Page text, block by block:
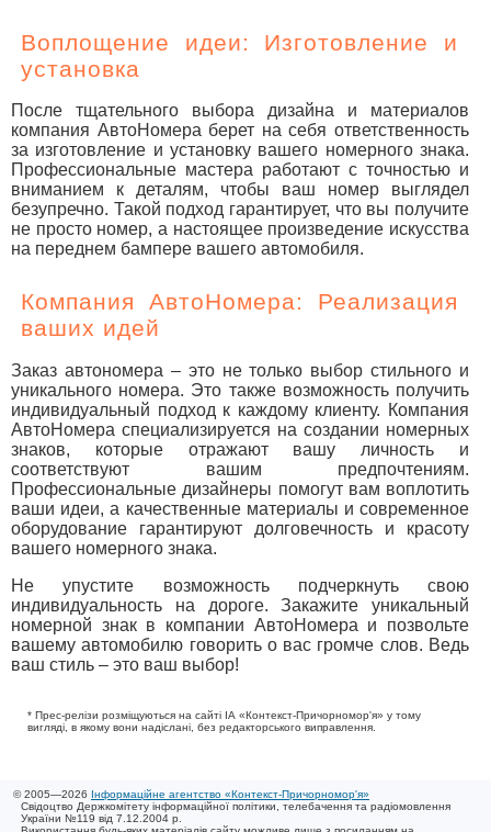
Воплощение идеи: Изготовление и
установка
После тщательного выбора дизайна и материалов
компания АвтоНомера берет на себя ответственность
за изготовление и установку вашего номерного знака.
Профессиональные мастера работают с точностью и
вниманием к деталям, чтобы ваш номер выглядел
безупречно. Такой подход гарантирует, что вы получите
не просто номер, а настоящее произведение искусства
на переднем бампере вашего автомобиля.
Компания АвтоНомера: Реализация
ваших идей
Заказ автономера – это не только выбор стильного и
уникального номера. Это также возможность получить
индивидуальный подход к каждому клиенту. Компания
АвтоНомера специализируется на создании номерных
знаков, которые отражают вашу личность и
соответствуют вашим предпочтениям.
Профессиональные дизайнеры помогут вам воплотить
ваши идеи, а качественные материалы и современное
оборудование гарантируют долговечность и красоту
вашего номерного знака.
Не упустите возможность подчеркнуть свою
индивидуальность на дороге. Закажите уникальный
номерной знак в компании АвтоНомера и позвольте
вашему автомобилю говорить о вас громче слов. Ведь
ваш стиль – это ваш выбор!
* Прес-релізи розміщуються на сайті ІА «Контекст-Причорномор'я» у тому
вигляді, в якому вони надіслані, без редакторського виправлення.
© 2005—2026 Інформаційне агентство «Контекст-Причорномор'я»
Свідоцтво Держкомітету інформаційної політики, телебачення та радіомовлення
України №119 від 7.12.2004 р.